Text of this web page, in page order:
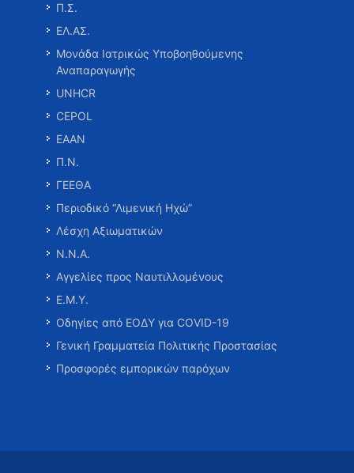
Π.Σ.
ΕΛ.ΑΣ.
Μονάδα Ιατρικώς Υποβοηθούμενης
Αναπαραγωγής
UNHCR
CEPOL
ΕΑΑΝ
Π.Ν.
ΓΕΕΘΑ
Περιοδικό “Λιμενική Ηχώ”
Λέσχη Αξιωματικών
Ν.Ν.Α.
Αγγελίες προς Ναυτιλλομένους
Ε.Μ.Υ.
Οδηγίες από ΕΟΔΥ για COVID-19
Γενική Γραμματεία Πολιτικής Προστασίας
Προσφορές εμπορικών παρόχων